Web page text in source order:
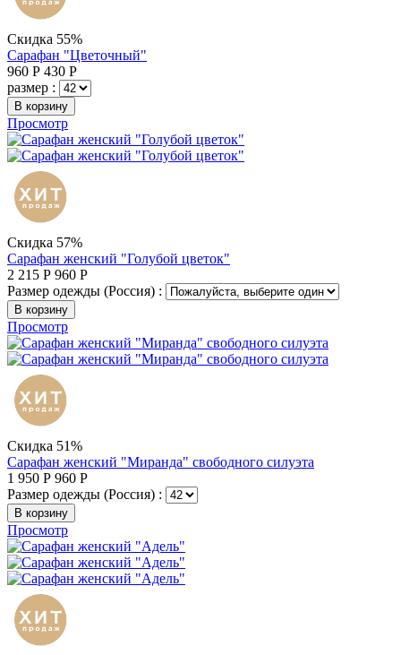
Скидка 55%
Сарафан "Цветочный"
960 Р 430 Р
размер :
В корзину
Просмотр
Скидка 57%
Сарафан женский "Голубой цветок"
2 215 Р 960 Р
Размер одежды (Россия) :
В корзину
Просмотр
Скидка 51%
Сарафан женский "Миранда" свободного силуэта
1 950 Р 960 Р
Размер одежды (Россия) :
В корзину
Просмотр